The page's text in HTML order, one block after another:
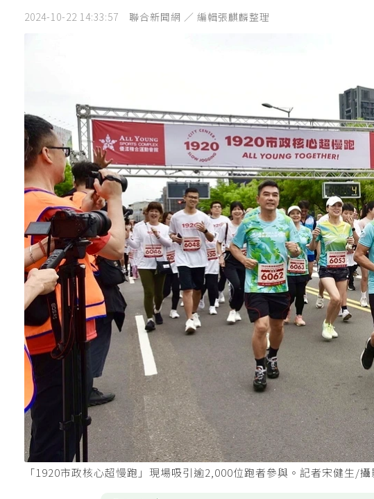
2024-10-22 14:33:57 聯合新聞網 ／ 編輯張麒麟整理
「1920市政核心超慢跑」現場吸引逾2,000位跑者參與。記者宋健生/攝